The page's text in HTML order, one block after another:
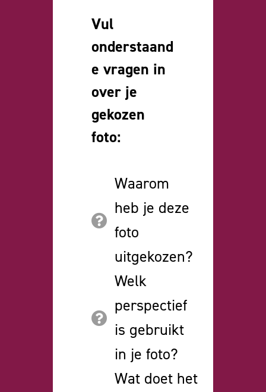
Vul
onderstaand
e vragen in
over je
gekozen
foto:
Waarom
heb je deze
foto
uitgekozen?
Welk
perspectief
is gebruikt
in je foto?
Wat doet het